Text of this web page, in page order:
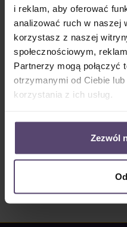
i reklam, aby oferować
analizować ruch w naszej
korzystasz z naszej
społecznościowym,
Partnerzy mogą połączyć
otrzymanymi od Ciebie
korzystania z ich usług.
Zezwól
Opis
• Informacje o tkaninie
Absorpcja • 48%
Opinie/Recenzje